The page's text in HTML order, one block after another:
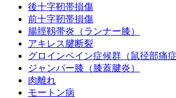
後十字靭帯損傷
前十字靭帯損傷
腸脛靱帯炎（ランナー膝）
アキレス腱断裂
グロインペイン症候群（鼠径部痛症
ジャンパー膝（膝蓋腱炎）
肉離れ
モートン病